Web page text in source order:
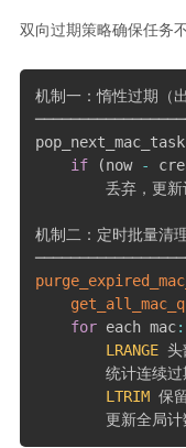
双向过期策略确保任务
机制一：惰性过期（
pop_next_mac_task
if
(now -
丢弃，更新
机制二：定时批量清
for each mac:
LRANGE 头
统计连续过
LTRIM 保留
更新全局计